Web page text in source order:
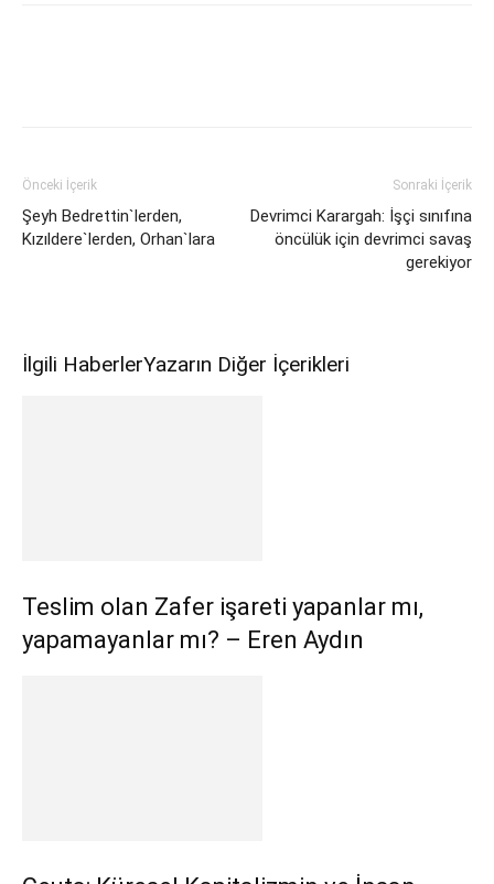
Önceki İçerik
Şeyh Bedrettin`lerden,
Kızıldere`lerden, Orhan`lara
Sonraki İçerik
Devrimci Karargah: İşçi sınıfına
öncülük için devrimci savaş
gerekiyor
İlgili HaberlerYazarın Diğer İçerikleri
Teslim olan Zafer işareti yapanlar mı,
yapamayanlar mı? – Eren Aydın